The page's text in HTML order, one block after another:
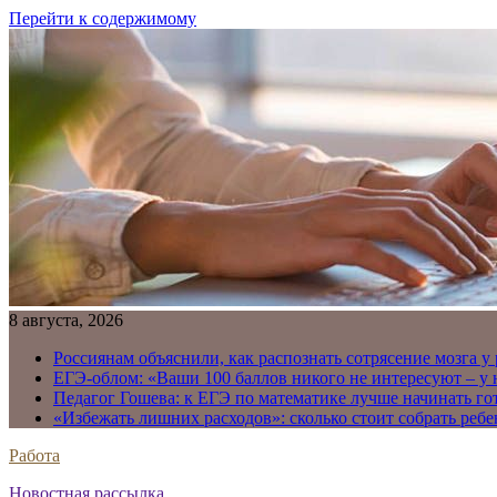
Перейти к содержимому
8 августа, 2026
Россиянам объяснили, как распознать сотрясение мозга у
ЕГЭ-облом: «Ваши 100 баллов никого не интересуют – у
Педагог Гошева: к ЕГЭ по математике лучше начинать
«Избежать лишних расходов»: сколько стоит собрать
Работа
Новостная рассылка